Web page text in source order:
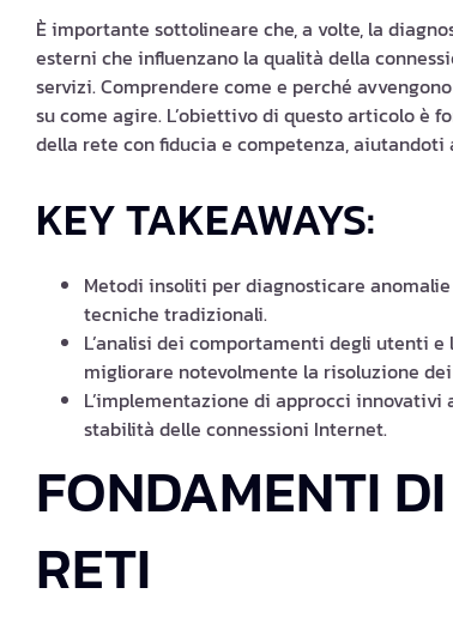
È importante sottolineare che, a volte, la
esterni che influenzano la qualità della
servizi. Comprendere come e perché
su come agire. L’obiettivo di questo articolo è
della rete con fiducia e competenza,
KEY TAKEAWAYS:
Metodi insoliti per diagnosticare
tecniche tradizionali.
L’analisi dei comportamenti degli utenti
migliorare notevolmente la risoluzione
L’implementazione di approcci
stabilità delle connessioni Internet.
FONDAMENTI
RETI